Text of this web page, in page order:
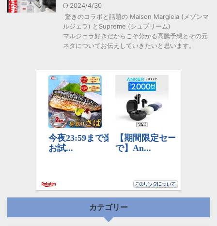
2024/4/30
驚きのコラボと話題の Maison Margiela (メゾンマ
ルジェラ) とSupreme (シュプリーム)
マルジェラ好きだからこそ分かる高騰予想とその元
ネタについてお伝えしていきたいと思います。
カテゴリー